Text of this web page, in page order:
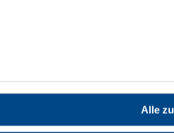
Alle
und
Lumineszenzimmunoassay